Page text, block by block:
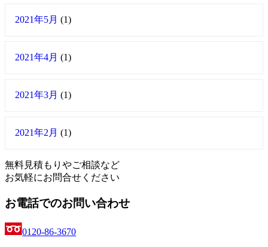
2021年5月 (1)
2021年4月 (1)
2021年3月 (1)
2021年2月 (1)
無料見積もりやご相談など
お気軽にお問合せください
お電話でのお問い合わせ
0120-86-3670